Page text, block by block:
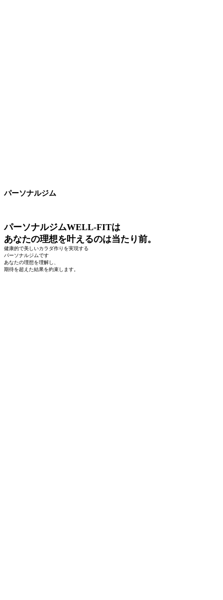
パーソナルジム
パーソナルジムWELL-FITは
あなたの理想を叶えるのは当たり前。
健康的で美しいカラダ作りを実現する
パーソナルジムです
あなたの理想を理解し、
期待を超えた結果を約束します。